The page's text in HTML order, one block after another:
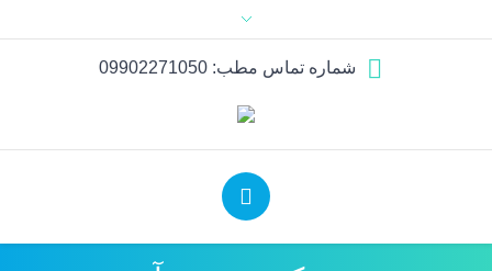
شماره تماس مطب: 09902271050